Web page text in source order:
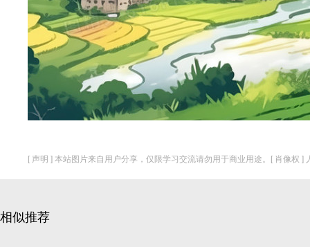
[ 声明 ] 本站图片来自用户分享，仅限学习交流请勿用于商业用途。[ 肖像权 ]
相似推荐